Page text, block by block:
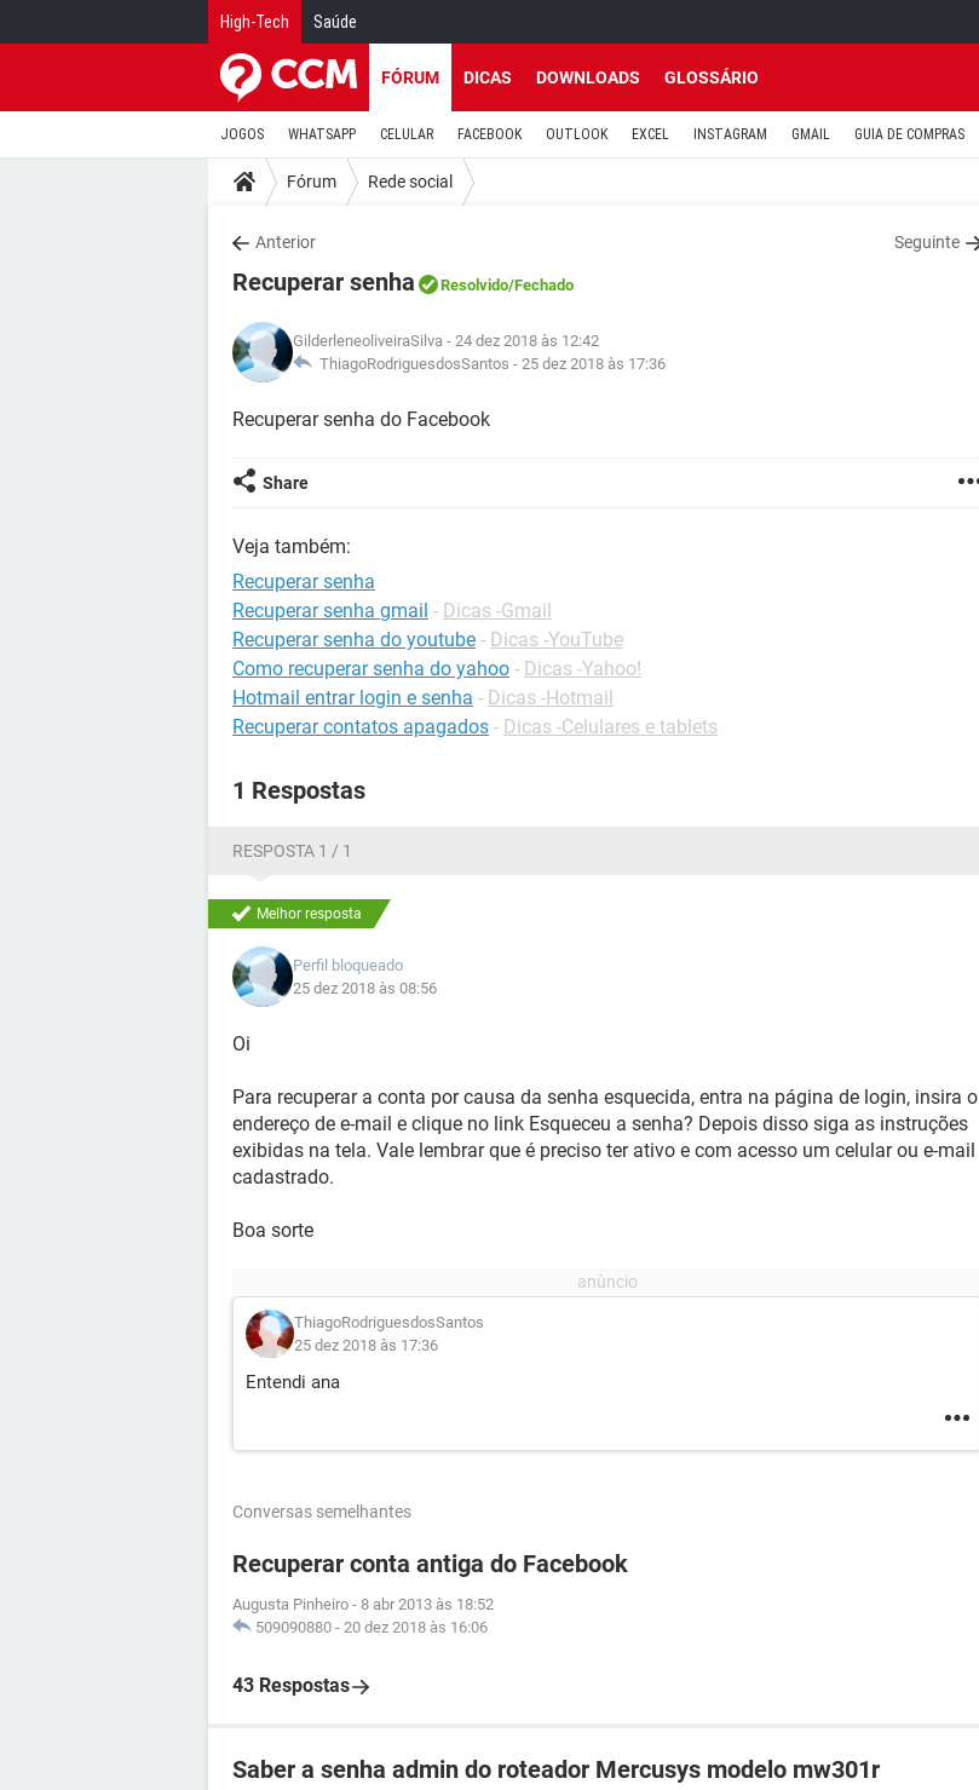
High-Tech Saúde
FÓRUM DICAS DOWNLOADS GLOSSÁRIO
JOGOS WHATSAPP CELULAR FACEBOOK OUTLOOK EXCEL INSTAGRAM GMAIL GUIA DE COMPRAS
Fórum Rede social
Anterior Seguinte
Recuperar senha Resolvido/Fechado
GilderleneoliveiraSilva - 24 dez 2018 às 12:42
ThiagoRodriguesdosSantos - 25 dez 2018 às 17:36
Recuperar senha do Facebook
Share
Veja também:
Recuperar senha
Recuperar senha gmail - Dicas -Gmail
Recuperar senha do youtube - Dicas -YouTube
Como recuperar senha do yahoo - Dicas -Yahoo!
Hotmail entrar login e senha - Dicas -Hotmail
Recuperar contatos apagados - Dicas -Celulares e tablets
1 Respostas
RESPOSTA 1 / 1
Melhor resposta
Perfil bloqueado
25 dez 2018 às 08:56
Oi
Para recuperar a conta por causa da senha esquecida, entra na página de login, insira o
endereço de e-mail e clique no link Esqueceu a senha? Depois disso siga as instruções
exibidas na tela. Vale lembrar que é preciso ter ativo e com acesso um celular ou e-mail
cadastrado.
Boa sorte
ThiagoRodriguesdosSantos
25 dez 2018 às 17:36
Entendi ana
Conversas semelhantes
Recuperar conta antiga do Facebook
Augusta Pinheiro - 8 abr 2013 às 18:52
509090880 - 20 dez 2018 às 16:06
43 Respostas
Saber a senha admin do roteador Mercusys modelo mw301r